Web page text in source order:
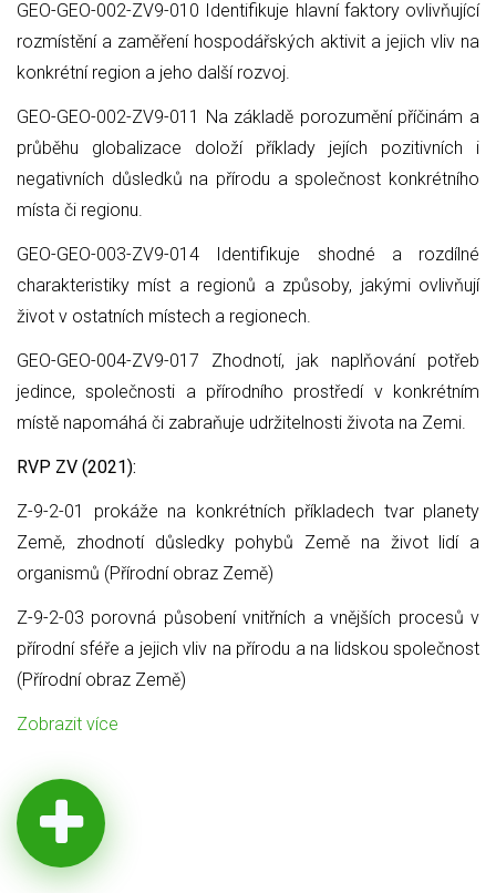
GEO-GEO-002-ZV9-010 Identifikuje hlavní faktory ovlivňující
rozmístění a zaměření hospodářských aktivit a jejich vliv na
konkrétní region a jeho další rozvoj.
GEO-GEO-002-ZV9-011 Na základě porozumění příčinám a
průběhu globalizace doloží příklady jejích pozitivních i
negativních důsledků na přírodu a společnost konkrétního
místa či regionu.
GEO-GEO-003-ZV9-014 Identifikuje shodné a rozdílné
charakteristiky míst a regionů a způsoby, jakými ovlivňují
život v ostatních místech a regionech.
GEO-GEO-004-ZV9-017 Zhodnotí, jak naplňování potřeb
jedince, společnosti a přírodního prostředí v konkrétním
místě napomáhá či zabraňuje udržitelnosti života na Zemi.
RVP ZV (2021):
Z-9-2-01 prokáže na konkrétních příkladech tvar planety
Země, zhodnotí důsledky pohybů Země na život lidí a
organismů (Přírodní obraz Země)
Z-9-2-03 porovná působení vnitřních a vnějších procesů v
přírodní sféře a jejich vliv na přírodu a na lidskou společnost
(Přírodní obraz Země)
Zobrazit více